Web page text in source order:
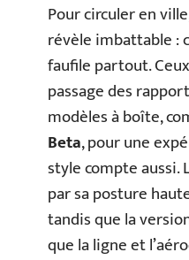
Pour circuler en
révèle imbattable :
faufile partout.
passage des
modèles à boîte,
Beta, pour une
style compte aussi.
par sa posture
tandis que la
que la ligne et